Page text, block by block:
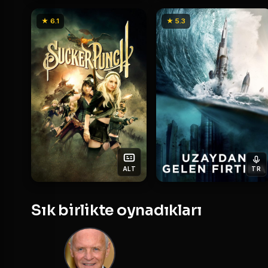
★ 6.1
ALT
★ 5.3
TR
Sık birlikte oynadıkları